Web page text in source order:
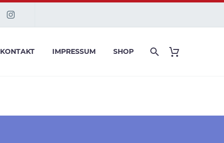
KONTAKT IMPRESSUM SHOP